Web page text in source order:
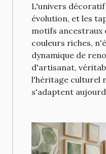
L'univers
évolution, et les
motifs ancestraux
couleurs riches,
dynamique de
d'artisanat,
l'héritage culturel
s'adaptent